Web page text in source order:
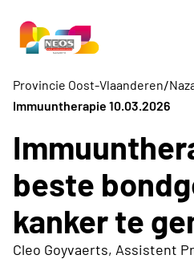
Provincie Oost-Vlaanderen/
Immuuntherapie 10.03.2026
beste
kanker te
Cleo Goyvaerts, Assistent